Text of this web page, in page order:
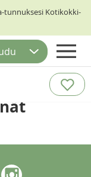
tunnuksesi Kotikokki-